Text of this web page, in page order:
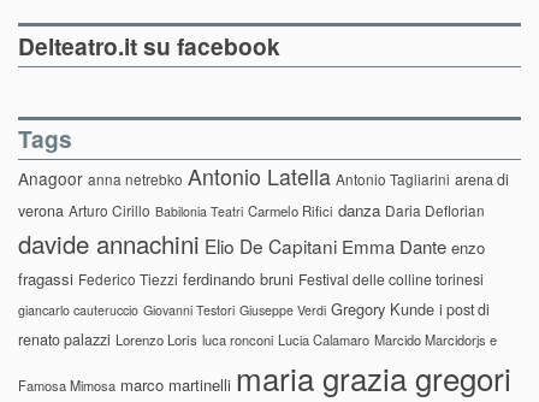
Delteatro.it su facebook
Tags
Anagoor anna netrebko Antonio Latella Antonio Tagliarini arena di
verona Arturo Cirillo Babilonia Teatri Carmelo Rifici danza Daria Deflorian
davide annachini Elio De Capitani Emma Dante enzo
fragassi Federico Tiezzi ferdinando bruni Festival delle colline torinesi
giancarlo cauteruccio Giovanni Testori Giuseppe Verdi Gregory Kunde i post di
renato palazzi Lorenzo Loris luca ronconi Lucia Calamaro Marcido Marcidorjs e
Famosa Mimosa marco martinelli maria grazia gregori